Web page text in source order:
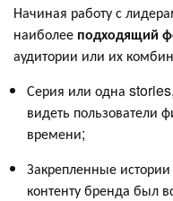
Начиная работу с
наиболее подходящий
аудитории или их
Серия или одна stories,
видеть пользователи
времени;
Закрепленные
контенту бренда был